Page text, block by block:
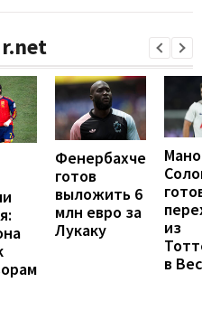
Фенербахче
готов
выложить 6
млн евро за
Лукаку
из
в